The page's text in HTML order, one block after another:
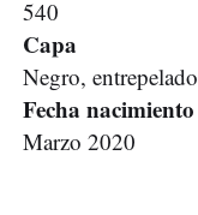
540
Capa
Negro, entrepelado
Fecha nacimiento
Marzo 2020